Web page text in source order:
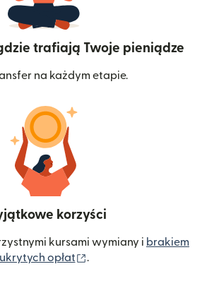
trafiają Twoje pieniądze
na każdym etapie.
korzyści
kursami wymiany i brakiem
ukrytych opłat
.